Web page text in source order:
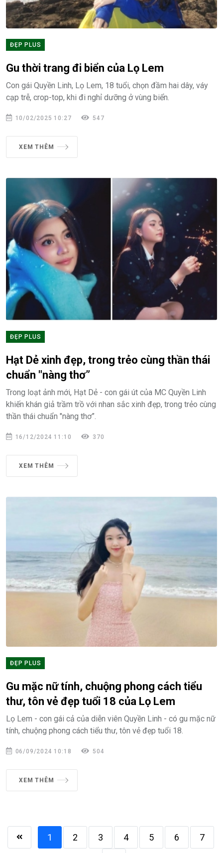
ĐẸP PLUS
Gu thời trang đi biển của Lọ Lem
Con gái Quyền Linh, Lọ Lem, 18 tuổi, chọn đầm hai dây, váy
cạp trễ, crop-top, khi đi nghỉ dưỡng ở vùng biển.
10/02/2025 10:27 547
XEM THÊM
ĐẸP PLUS
Hạt Dẻ xinh đẹp, trong trẻo cùng thần thái
chuẩn "nàng thơ”
Trong loạt ảnh mới, Hạt Dẻ - con gái út của MC Quyền Linh
khiến khán giả trầm trồ với nhan sắc xinh đẹp, trong trẻo cùng
thần thái chuẩn "nàng thơ”.
16/12/2024 11:10 370
XEM THÊM
ĐẸP PLUS
Gu mặc nữ tính, chuộng phong cách tiểu
thư, tôn vẻ đẹp tuổi 18 của Lọ Lem
Lọ Lem - con gái cả của diễn viên Quyền Linh - có gu mặc nữ
tính, chuộng phong cách tiểu thư, tôn vẻ đẹp tuổi 18.
06/09/2024 10:18 504
XEM THÊM
1 2 3 4 5 6 7